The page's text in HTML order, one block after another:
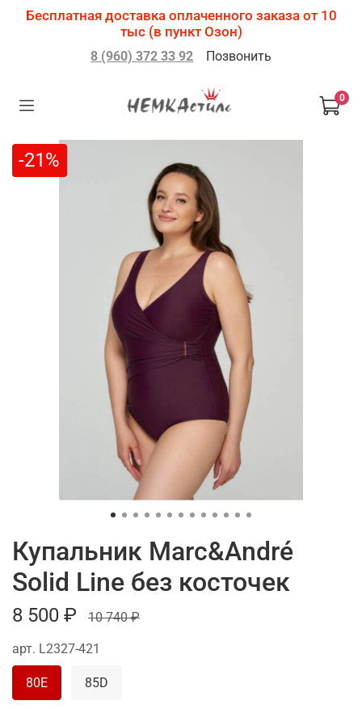
Бесплатная доставка оплаченного заказа от 10
тыс (в пункт Озон)
8 (960) 372 33 92 Позвонить
0
-21%
арт. L2327-421
Купальник Marc&André
Solid Line без косточек
8 500 ₽ 10 740 ₽
80E 85D